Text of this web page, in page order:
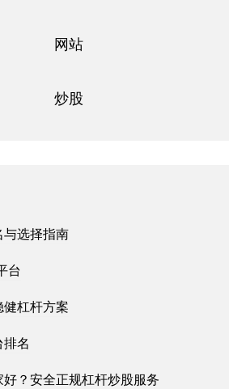
网站
炒股
选择指南
台
杠杆方案
名
？安全正规杠杆炒股服务